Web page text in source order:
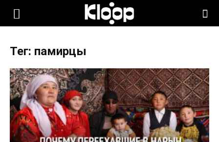
KLOOP.KG
Новости
Кыргызстана
Тег: памирцы